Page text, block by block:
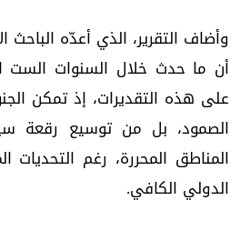
وأضاف التقرير، الذي أعدّه الباحث
أن ما حدث خلال السنوات الست
على هذه التقديرات، إذ تمكن
الصمود، بل من توسيع رقعة
المناطق المحررة، رغم التحديات
الدولي الكافي.